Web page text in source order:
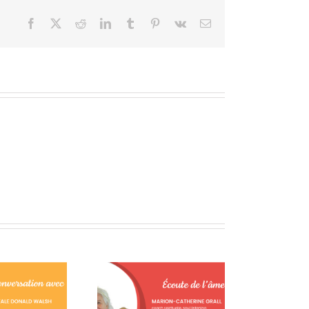
Facebook RedditLinkedInTumblr Pinterest
Vk Courriel